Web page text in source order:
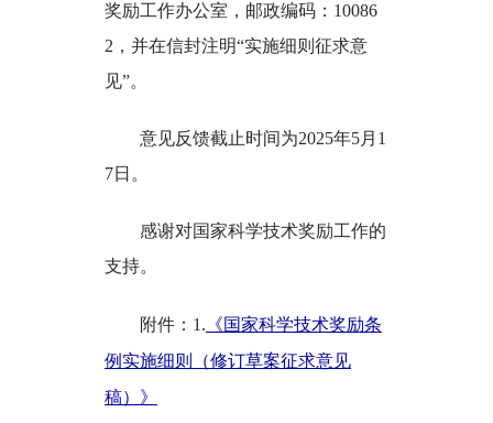
奖励工作办公室，邮政编码：10086
2，并在信封注明“实施细则征求意
见”。
意见反馈截止时间为2025年5月1
7日。
感谢对国家科学技术奖励工作的
支持。
附件：1. 《国家科学技术奖励条
例实施细则（修订草案征求意见
稿）》